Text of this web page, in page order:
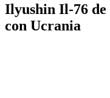
Ilyushin Il-76 de
con Ucrania